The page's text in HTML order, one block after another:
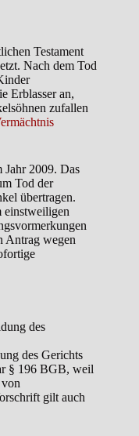
Testament
Nach dem Tod
Erblasser an,
zufallen
Jahr 2009. Das
Tod der
übertragen.
einstweiligen
Antrag wegen
des
des Gerichts
§ 196 BGB, weil
gilt auch